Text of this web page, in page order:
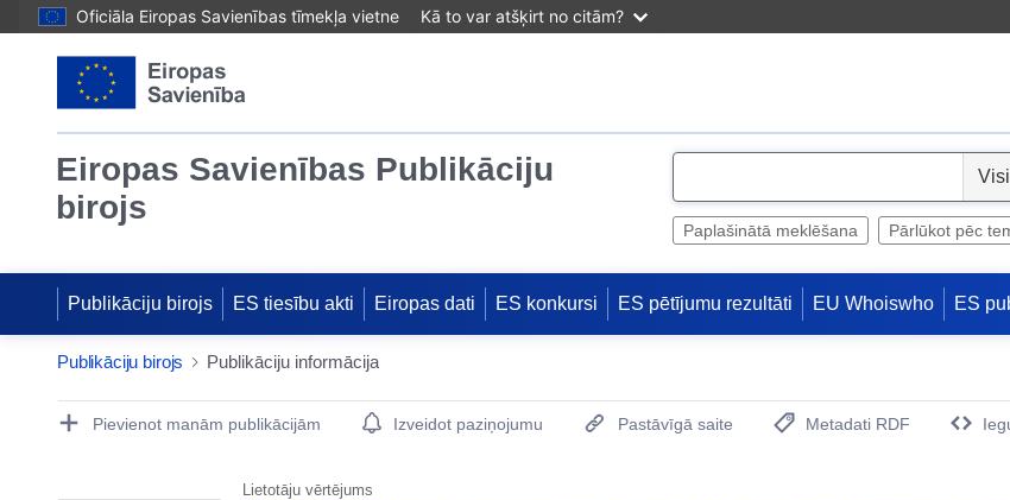
Oficiāla Eiropas Savienības tīmekļa vietne Kā to var atšķirt no citām?
Eiropas Savienības Publikāciju
birojs
e
Paplašinātā meklēšana Pārlūkot pēc
Publikāciju birojs ES tiesību akti Eiropas dati ES konkursi ES pētījumu rezultāti EU Whoiswho ES
Publikāciju birojs Publikāciju informācija
Publication Detail Actions Portlet
Pievienot manām publikācijām Izveidot paziņojumu Pastāvīgā saite
Metadati RDF
Lietotāju vērtējums